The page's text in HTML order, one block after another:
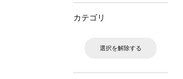
カテゴリ
選択を解除する